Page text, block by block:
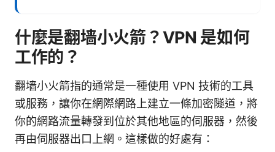
什麼是翻墙小火箭？VPN 是如何
工作的？
翻墙小火箭指的通常是一種使用 VPN 技術的工具
或服務，讓你在網際網路上建立一條加密隧道，將
你的網路流量轉發到位於其他地區的伺服器，然後
再由伺服器出口上網。這樣做的好處有：